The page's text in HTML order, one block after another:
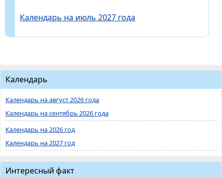
Календарь на июль 2027 года
Календарь
Календарь на август 2026 года
Календарь на сентябрь 2026 года
Календарь на 2026 год
Календарь на 2027 год
Интересный факт